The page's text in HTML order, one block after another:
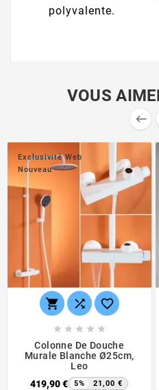
polyvalente.
VOUS

Exclusivité Web
Nouveau
  
    
Colonne De Douche
Murale Blanche Ø25cm,
Leo
419,90 €
5% 21,00 €